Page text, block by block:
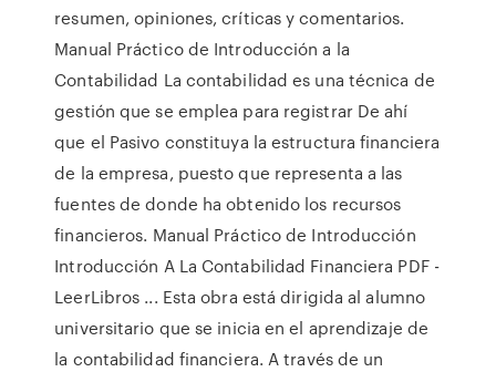
resumen, opiniones, críticas y comentarios.
Manual Práctico de Introducción a la
Contabilidad La contabilidad es una técnica de
gestión que se emplea para registrar De ahí
que el Pasivo constituya la estructura financiera
de la empresa, puesto que representa a las
fuentes de donde ha obtenido los recursos
financieros. Manual Práctico de Introducción
Introducción A La Contabilidad Financiera PDF -
LeerLibros ... Esta obra está dirigida al alumno
universitario que se inicia en el aprendizaje de
la contabilidad financiera. A través de un